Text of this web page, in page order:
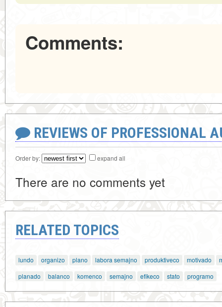
Comments:
REVIEWS OF PROFESSIONAL
Order by: expand all
There are no comments yet
RELATED TOPICS
lundo organizo plano labora semajno produktiveco motivado
planado
balanco komenco semajno efikeco stato programo